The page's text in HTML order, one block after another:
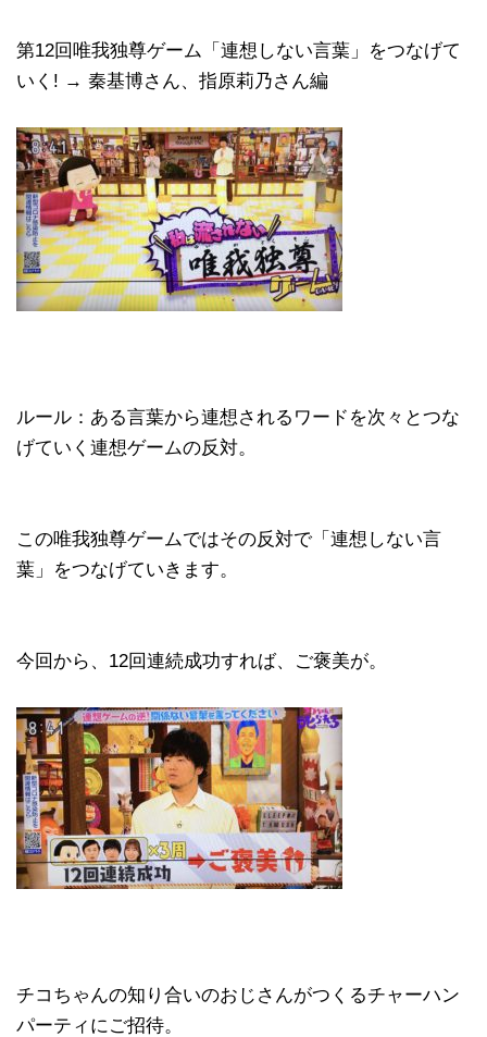
第12回唯我独尊ゲーム「連想しない言葉」をつなげて
いく! → 秦基博さん、指原莉乃さん編
ルール：ある言葉から連想されるワードを次々とつな
げていく連想ゲームの反対。
この唯我独尊ゲームではその反対で「連想しない言
葉」をつなげていきます。
今回から、12回連続成功すれば、ご褒美が。
チコちゃんの知り合いのおじさんがつくるチャーハン
パーティにご招待。